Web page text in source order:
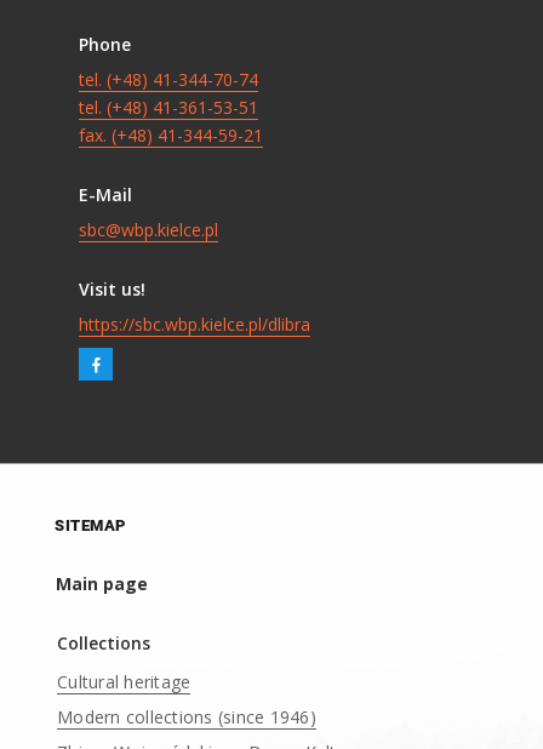
Phone
tel. (+48) 41-344-70-74
tel. (+48) 41-361-53-51
fax. (+48) 41-344-59-21
E-Mail
sbc@wbp.kielce.pl
Visit us!
https://sbc.wbp.kielce.pl/dlibra
SITEMAP
Main page
Collections
Cultural heritage
Modern collections (since 1946)